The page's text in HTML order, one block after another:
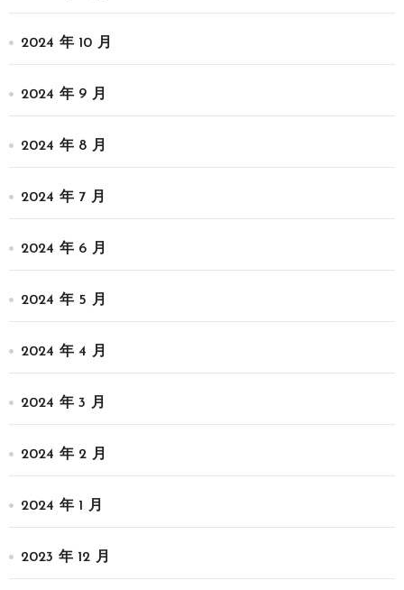
2024 年 10 月
2024 年 9 月
2024 年 8 月
2024 年 7 月
2024 年 6 月
2024 年 5 月
2024 年 4 月
2024 年 3 月
2024 年 2 月
2024 年 1 月
2023 年 12 月